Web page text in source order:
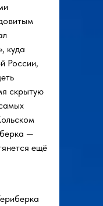
куда
России,
скрытую
—
ещё